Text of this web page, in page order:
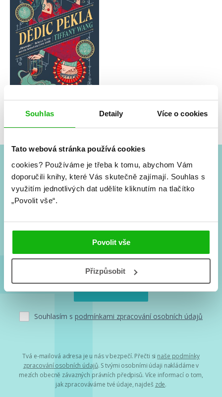
Souhlas Detaily Více o cookies
Tato webová stránka používá cookies
cookies? Používáme je třeba k tomu, abychom Vám
doporučili knihy, které Vás skutečně zajímají. Souhlas s
využitím jednotlivých dat udělíte kliknutím na tlačítko
„Povolit vše“.
Povolit vše
Přizpůsobit
Tiffany Wang
Dědic pekla
#HumbookNews
Vše kolem #youngadult každý měsíc rovnou do mailu!
Souhlasím s podmínkami zpracování osobních údajů
Tvá e-mailová adresa je u nás v bezpečí. Přečti si naše podmínky
zpracování osobních údajů. S tvými osobními údaji nakládáme v
mezích obecně závazných právních předpisů. Více informací o tom,
jak zpracováváme tvé údaje, najdeš zde.